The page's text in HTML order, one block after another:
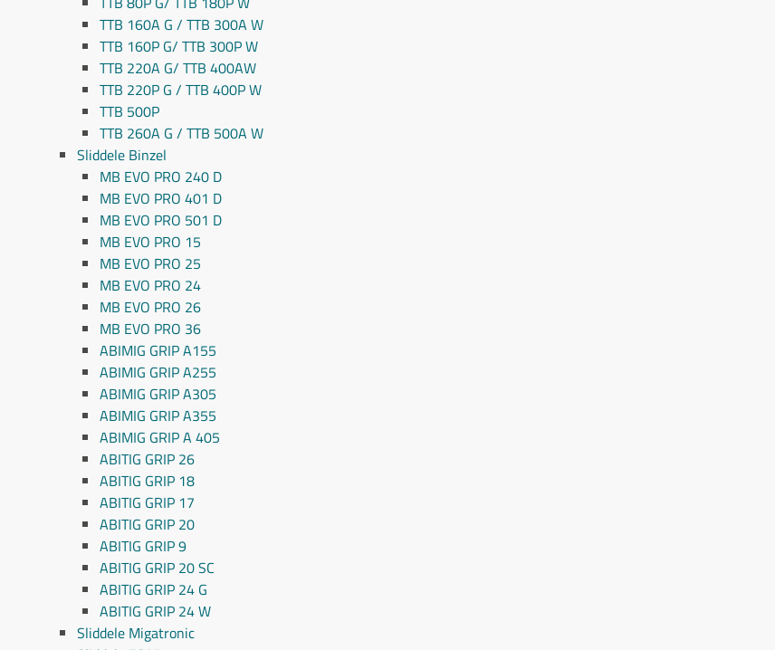
TTB 160A G / TTB 300A W
TTB 160P G/ TTB 300P W
TTB 220A G/ TTB 400AW
TTB 220P G / TTB 400P W
TTB 500P
TTB 260A G / TTB 500A W
Sliddele Binzel
MB EVO PRO 240 D
MB EVO PRO 401 D
MB EVO PRO 501 D
MB EVO PRO 15
MB EVO PRO 25
MB EVO PRO 24
MB EVO PRO 26
MB EVO PRO 36
ABIMIG GRIP A155
ABIMIG GRIP A255
ABIMIG GRIP A305
ABIMIG GRIP A355
ABIMIG GRIP A 405
ABITIG GRIP 26
ABITIG GRIP 18
ABITIG GRIP 17
ABITIG GRIP 20
ABITIG GRIP 9
ABITIG GRIP 20 SC
ABITIG GRIP 24 G
ABITIG GRIP 24 W
Sliddele Migatronic